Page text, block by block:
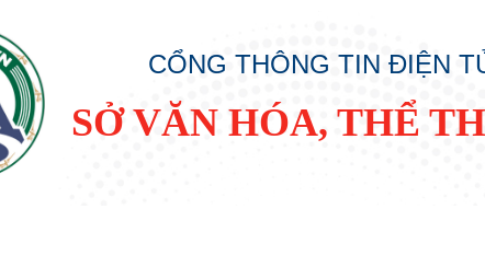
CỔNG THÔNG TIN ĐIỆN
SỞ VĂN HÓA, THỂ